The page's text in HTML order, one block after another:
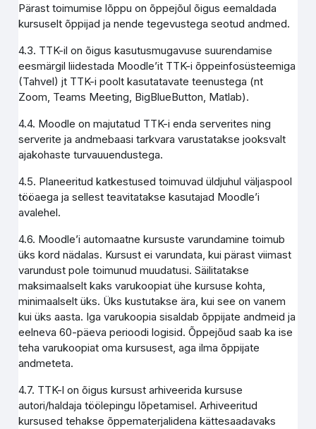
Pärast toimumise lõppu on õppejõul õigus eemaldada
kursuselt õppijad ja nende tegevustega seotud andmed.
4.3. TTK-il on õigus kasutusmugavuse suurendamise
eesmärgil liidestada Moodle’it TTK-i õppeinfosüsteemiga
(Tahvel) jt TTK-i poolt kasutatavate teenustega (nt
Zoom, Teams Meeting, BigBlueButton, Matlab).
4.4. Moodle on majutatud TTK-i enda serverites ning
serverite ja andmebaasi tarkvara varustatakse jooksvalt
ajakohaste turvauuendustega.
4.5. Planeeritud katkestused toimuvad üldjuhul väljaspool
tööaega ja sellest teavitatakse kasutajad Moodle’i
avalehel.
4.6. Moodle’i automaatne kursuste varundamine toimub
üks kord nädalas. Kursust ei varundata, kui pärast viimast
varundust pole toimunud muudatusi. Säilitatakse
maksimaalselt kaks varukoopiat ühe kursuse kohta,
minimaalselt üks. Üks kustutakse ära, kui see on vanem
kui üks aasta. Iga varukoopia sisaldab õppijate andmeid ja
eelneva 60-päeva perioodi logisid. Õppejõud saab ka ise
teha varukoopiat oma kursusest, aga ilma õppijate
andmeteta.
4.7. TTK-l on õigus kursust arhiveerida kursuse
autori/haldaja töölepingu lõpetamisel. Arhiveeritud
kursused tehakse õppematerjalidena kättesaadavaks